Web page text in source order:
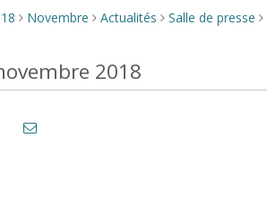
> Novembre > Actualités > Salle de presse >
2018